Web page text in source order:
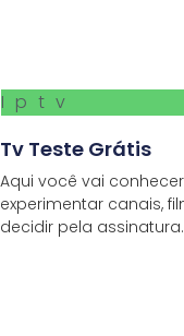
Iptv
Tv Teste Grátis
Aqui você vai
experimentar canais,
decidir pela assinatura.